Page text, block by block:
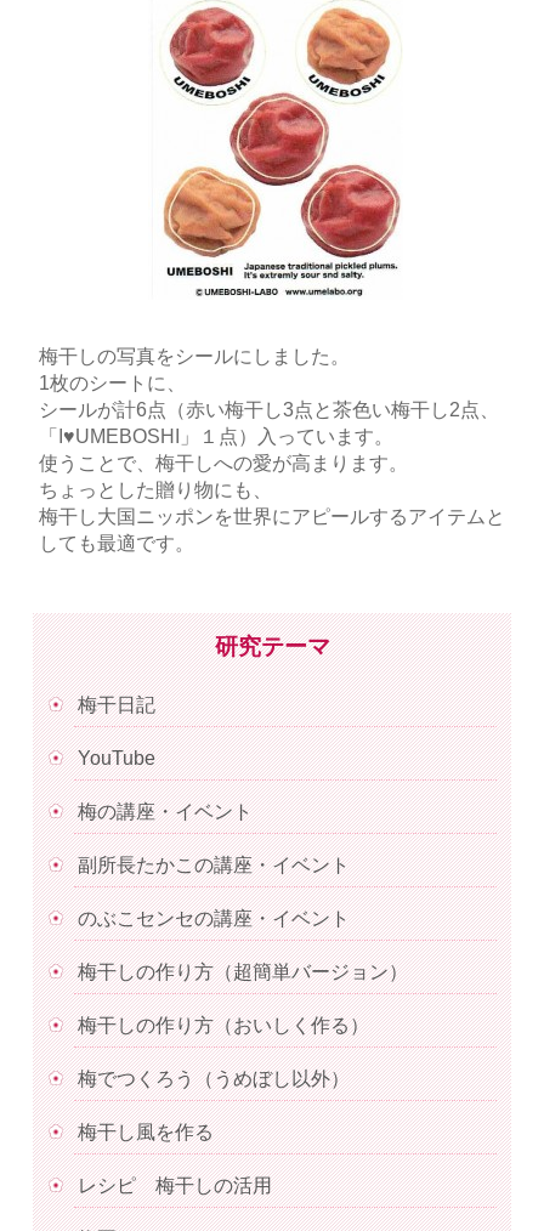
梅干しの写真をシールにしました。
1枚のシートに、
シールが計6点（赤い梅干し3点と茶色い梅干し2点、
「I♥︎UMEBOSHI」１点）入っています。
使うことで、梅干しへの愛が高まります。
ちょっとした贈り物にも、
梅干し大国ニッポンを世界にアピールするアイテムと
しても最適です。
研究テーマ
梅干日記
YouTube
梅の講座・イベント
副所長たかこの講座・イベント
のぶこセンセの講座・イベント
梅干しの作り方（超簡単バージョン）
梅干しの作り方（おいしく作る）
梅でつくろう（うめぼし以外）
梅干し風を作る
レシピ 梅干しの活用